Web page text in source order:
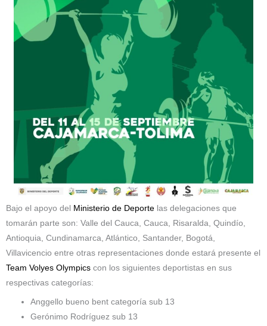
Bajo el apoyo del Ministerio de Deporte las delegaciones que
tomarán parte son: Valle del Cauca, Cauca, Risaralda, Quindío,
Antioquia, Cundinamarca, Atlántico, Santander, Bogotá,
Villavicencio entre otras representaciones donde estará presente el
Team Volyes Olympics con los siguientes deportistas en sus
respectivas categorías:
Anggello bueno bent categoría sub 13
Gerónimo Rodríguez sub 13